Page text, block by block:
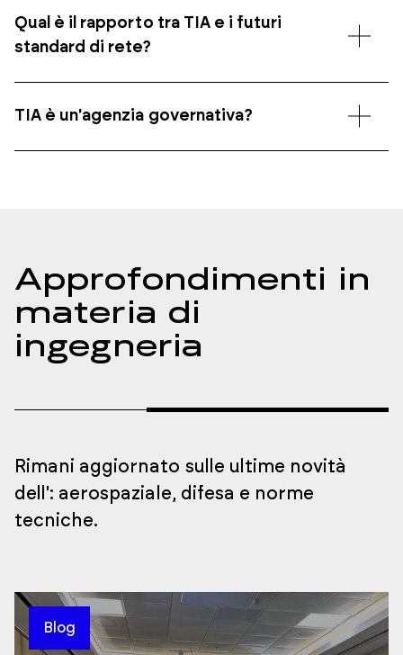
Qual è il rapporto tra TIA e i futuri
standard di rete?
TIA è un'agenzia governativa?
Approfondimenti in
materia di
ingegneria
Rimani aggiornato sulle ultime novità
dell': aerospaziale, difesa e norme
tecniche.
Blog